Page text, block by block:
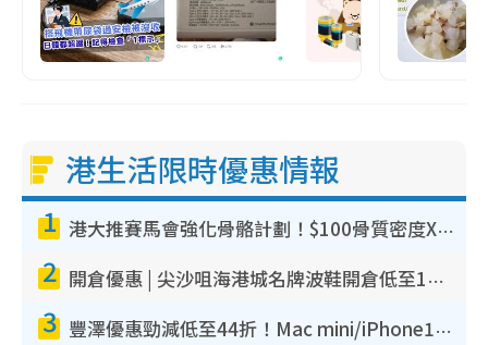
港生活限時優惠情報
1 港大推賽馬會強化骨骼計劃！$100骨質密度X光檢查 完成免費運動訓練送超市禮券！附參加資格
2 開倉優惠 | 尖沙咀海港城名牌波鞋開倉低至1折！On鞋$899起／Joy&Peace鞋履$98起
3 豐澤優惠勁減低至44折！Mac mini/iPhone17Pro大減價！廚房家電$220起